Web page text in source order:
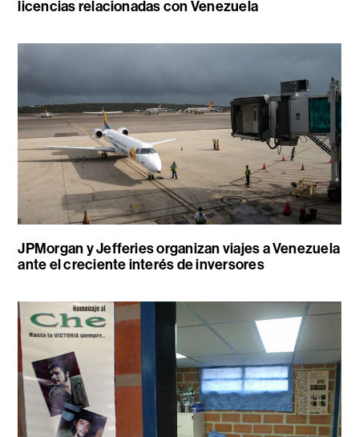
licencias relacionadas con Venezuela
JPMorgan y Jefferies organizan viajes a Venezuela
ante el creciente interés de inversores